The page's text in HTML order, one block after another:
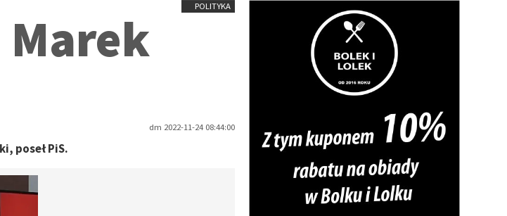
POLITYKA
Marek
dm 2022-11-24 08:44:00
poseł PiS.